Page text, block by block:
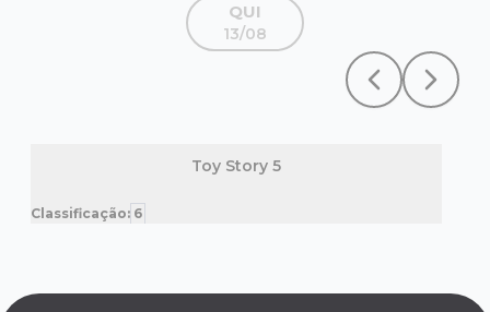
QUI
13/08
Previous slide
Next
Toy Story 5
Classificação: 6